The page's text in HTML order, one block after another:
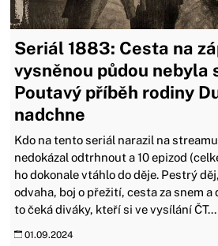
Seriál 1883: Cesta na
vysněnou půdou nebyla
Poutavý příběh rodiny
nadchne
Kdo na tento seriál narazil na
nedokázal odtrhnout a 10 epizod
ho dokonale vtáhlo do děje. Pestrý
odvaha, boj o přežití, cesta za snem
to čeká diváky, kteří si ve vysílání ČT...
01.09.2024